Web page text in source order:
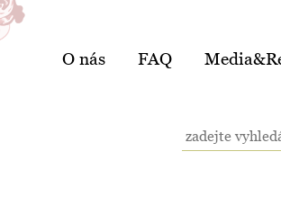
O nás FAQ